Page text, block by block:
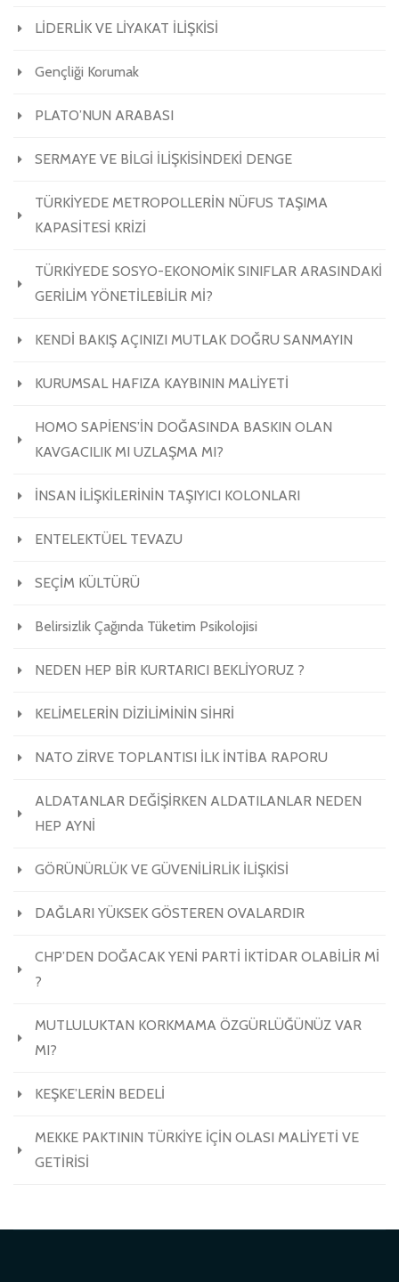
LİDERLİK VE LİYAKAT İLİŞKİSİ
Gençliği Korumak
PLATO’NUN ARABASI
SERMAYE VE BİLGİ İLİŞKİSİNDEKİ DENGE
TÜRKİYEDE METROPOLLERİN NÜFUS TAŞIMA
KAPASİTESİ KRİZİ
TÜRKİYEDE SOSYO-EKONOMİK SINIFLAR ARASINDAKİ
GERİLİM YÖNETİLEBİLİR Mİ?
KENDİ BAKIŞ AÇINIZI MUTLAK DOĞRU SANMAYIN
KURUMSAL HAFIZA KAYBININ MALİYETİ
HOMO SAPİENS’İN DOĞASINDA BASKIN OLAN
KAVGACILIK MI UZLAŞMA MI?
İNSAN İLİŞKİLERİNİN TAŞIYICI KOLONLARI
ENTELEKTÜEL TEVAZU
SEÇİM KÜLTÜRÜ
Belirsizlik Çağında Tüketim Psikolojisi
NEDEN HEP BİR KURTARICI BEKLİYORUZ ?
KELİMELERİN DİZİLİMİNİN SİHRİ
NATO ZİRVE TOPLANTISI İLK İNTİBA RAPORU
ALDATANLAR DEĞİŞİRKEN ALDATILANLAR NEDEN
HEP AYNİ
GÖRÜNÜRLÜK VE GÜVENİLİRLİK İLİŞKİSİ
DAĞLARI YÜKSEK GÖSTEREN OVALARDIR
CHP’DEN DOĞACAK YENİ PARTİ İKTİDAR OLABİLİR Mİ
?
MUTLULUKTAN KORKMAMA ÖZGÜRLÜĞÜNÜZ VAR
MI?
KEŞKE’LERİN BEDELİ
MEKKE PAKTININ TÜRKİYE İÇİN OLASI MALİYETİ VE
GETİRİSİ